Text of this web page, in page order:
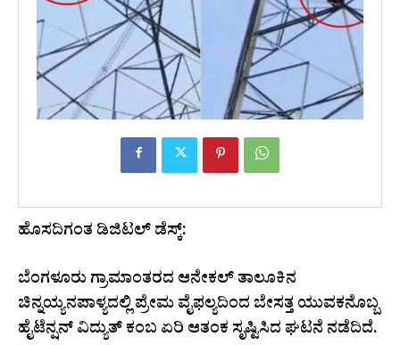
ಹೊಸದಿಗಂತ ಡಿಜಿಟಲ್ ಡೆಸ್ಕ್:
ಬೆಂಗಳೂರು ಗ್ರಾಮಾಂತರದ ಆನೇಕಲ್ ತಾಲೂಕಿನ
ಚಿನ್ನಯ್ಯನಪಾಳ್ಯದಲ್ಲಿ ಪ್ರೇಮ ವೈಫಲ್ಯದಿಂದ ಬೇಸತ್ತ ಯುವಕನೊಬ್ಬ
ಹೈಟೆನ್ಷನ್ ವಿದ್ಯುತ್ ಕಂಬ ಏರಿ ಆತಂಕ ಸೃಷ್ಟಿಸಿದ ಘಟನೆ ನಡೆದಿದೆ.